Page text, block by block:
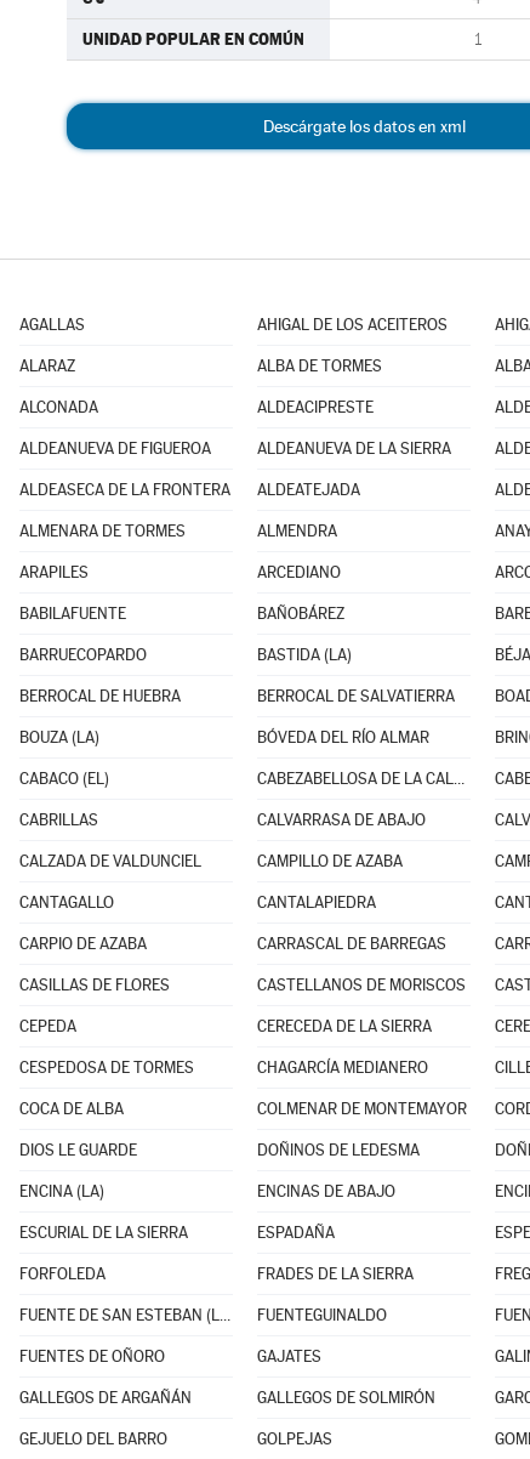
UNIDAD POPULAR EN COMÚN 1
Descárgate los datos en xml
AGALLAS AHIGAL DE LOS ACEITEROS
ALARAZ ALBA DE TORMES
ALCONADA ALDEACIPRESTE
ALDEANUEVA DE FIGUEROA ALDEANUEVA DE LA SIERRA
ALDEASECA DE LA FRONTERA ALDEATEJADA
ALMENARA DE TORMES ALMENDRA
ARAPILES ARCEDIANO
BABILAFUENTE BAÑOBÁREZ
BARRUECOPARDO BASTIDA (LA)
BERROCAL DE HUEBRA BERROCAL DE SALVATIERRA
BOUZA (LA) BÓVEDA DEL RÍO ALMAR
CABACO (EL) CABEZABELLOSA DE LA CALZADA
CABRILLAS CALVARRASA DE ABAJO
CALZADA DE VALDUNCIEL CAMPILLO DE AZABA
CANTAGALLO CANTALAPIEDRA
CARPIO DE AZABA CARRASCAL DE BARREGAS
CASILLAS DE FLORES CASTELLANOS DE MORISCOS
CEPEDA CERECEDA DE LA SIERRA
CESPEDOSA DE TORMES CHAGARCÍA MEDIANERO
COCA DE ALBA COLMENAR DE MONTEMAYOR
DIOS LE GUARDE DOÑINOS DE LEDESMA
ENCINA (LA) ENCINAS DE ABAJO
ESCURIAL DE LA SIERRA ESPADAÑA
FORFOLEDA FRADES DE LA SIERRA
FUENTE DE SAN ESTEBAN (LA) FUENTEGUINALDO
FUENTES DE OÑORO GAJATES
GALLEGOS DE ARGAÑÁN GALLEGOS DE SOLMIRÓN
GEJUELO DEL BARRO GOLPEJAS